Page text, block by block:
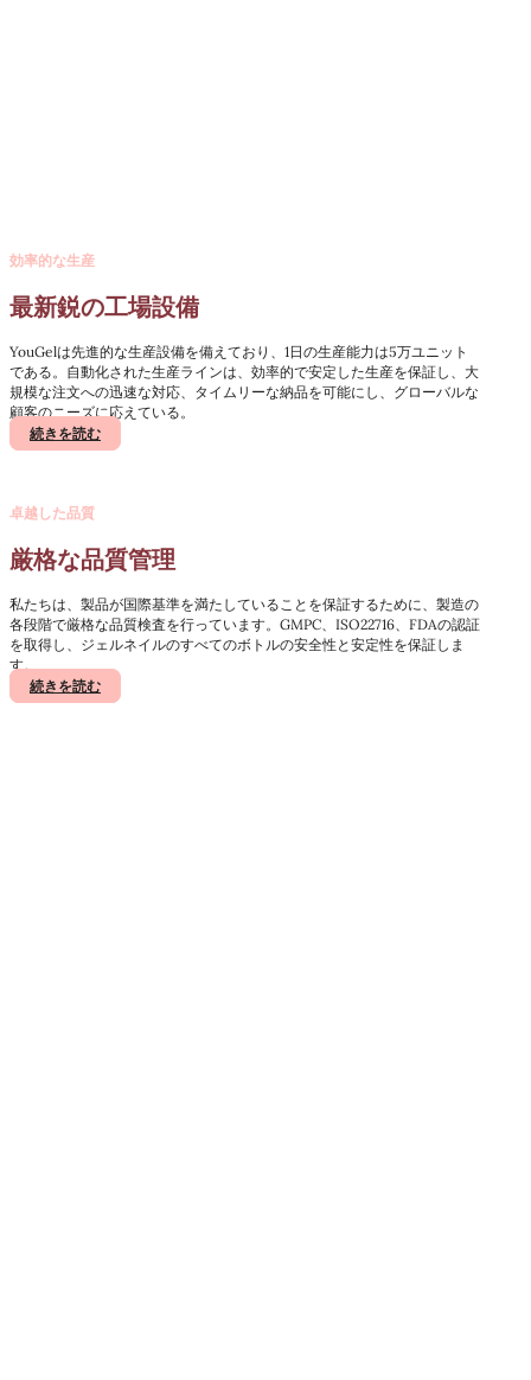
効率的な生産
最新鋭の工場設備
YouGelは先進的な生産設備を備えており、1日の生産能力は5万ユニット
である。自動化された生産ラインは、効率的で安定した生産を保証し、大
規模な注文への迅速な対応、タイムリーな納品を可能にし、グローバルな
顧客のニーズに応えている。
続きを読む
卓越した品質
厳格な品質管理
私たちは、製品が国際基準を満たしていることを保証するために、製造の
各段階で厳格な品質検査を行っています。GMPC、ISO22716、FDAの認証
を取得し、ジェルネイルのすべてのボトルの安全性と安定性を保証しま
す。
続きを読む